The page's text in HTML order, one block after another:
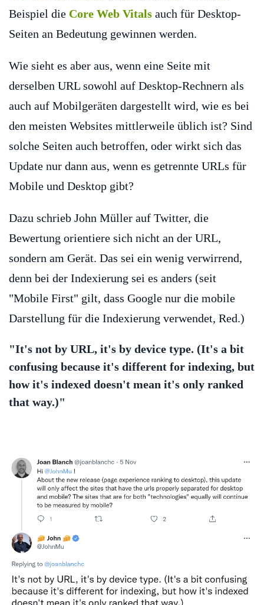
Beispiel die Core Web Vitals auch für Desktop-
Seiten an Bedeutung gewinnen werden.
Wie sieht es aber aus, wenn eine Seite mit
derselben URL sowohl auf Desktop-Rechnern als
auch auf Mobilgeräten dargestellt wird, wie es bei
den meisten Websites mittlerweile üblich ist? Sind
solche Seiten auch betroffen, oder wirkt sich das
Update nur dann aus, wenn es getrennte URLs für
Mobile und Desktop gibt?
Dazu schrieb John Müller auf Twitter, die
Bewertung orientiere sich nicht an der URL,
sondern am Gerät. Das sei ein wenig verwirrend,
denn bei der Indexierung sei es anders (seit
"Mobile First" gilt, dass Google nur die mobile
Darstellung für die Indexierung verwendet, Red.)
"It's not by URL, it's by device type. (It's a bit
confusing because it's different for indexing, but
how it's indexed doesn't mean it's only ranked
that way.)"